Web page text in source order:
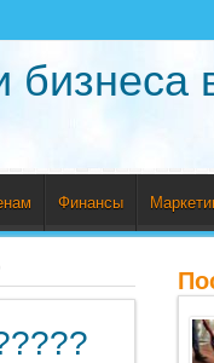
бизнеса
Финансы